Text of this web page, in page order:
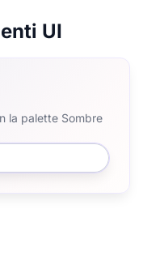
UI
la palette Sombre